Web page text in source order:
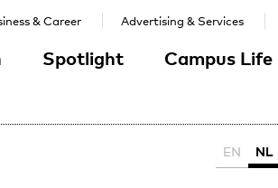
Spotlight Campus Life
& Career Advertising & Services
EN NL